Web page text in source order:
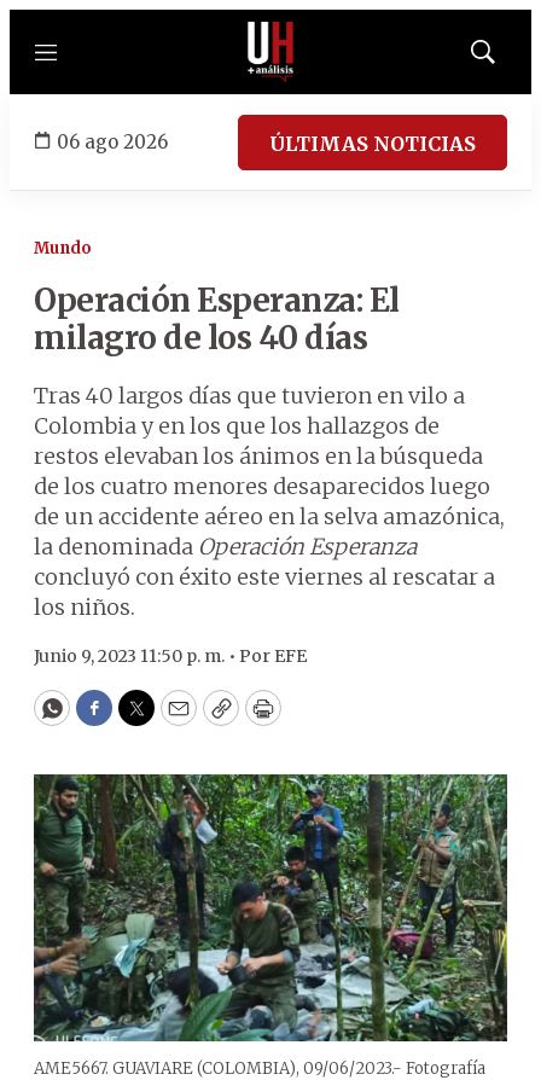
Menú
Mostrar
06 ago 2026 ÚLTIMAS NOTICIAS
Mundo
Operación Esperanza: El
milagro de los 40 días
Tras 40 largos días que tuvieron en vilo a
Colombia y en los que los hallazgos de
restos elevaban los ánimos en la búsqueda
de los cuatro menores desaparecidos luego
de un accidente aéreo en la selva amazónica,
la denominada Operación Esperanza
concluyó con éxito este viernes al rescatar a
los niños.
Junio 9, 2023 11:50 p. m. • Por EFE
WhatsApp
Facebook
Twitter
EmailCopyPrint
AME5667. GUAVIARE (COLOMBIA), 09/06/2023.- Fotografía